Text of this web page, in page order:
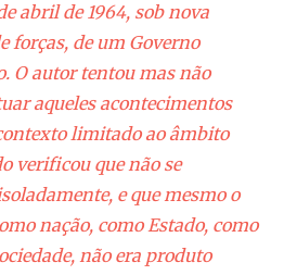
abril de 1964, sob nova
forças, de um Governo
O autor tentou mas não
aqueles acontecimentos
limitado ao âmbito
verificou que não se
e que mesmo o
nação, como Estado, como
não era produto